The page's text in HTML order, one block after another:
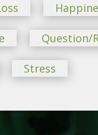
Question/
Stress